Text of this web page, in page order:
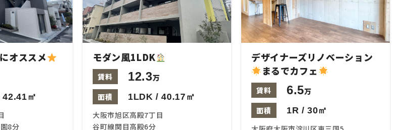
オススメ
㎡
8分
モダン風1LDK
賃料 12.3万
面積
1LDK / 40.17㎡
大阪市旭区高殿7丁目
谷町線関目高殿6分
デザイナーズリノベーション
まるでカフェ
賃料 6.5万
面積
1R / 30㎡